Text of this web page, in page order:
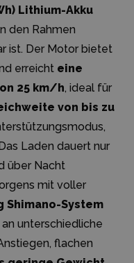
Lithium-Akku
den Rahmen
ist. Der Motor bietet
erreicht eine
25 km/h, ideal für
von bis zu
Laden dauert nur
über Nacht
mit voller
Shimano-System
unterschiedliche
flachen